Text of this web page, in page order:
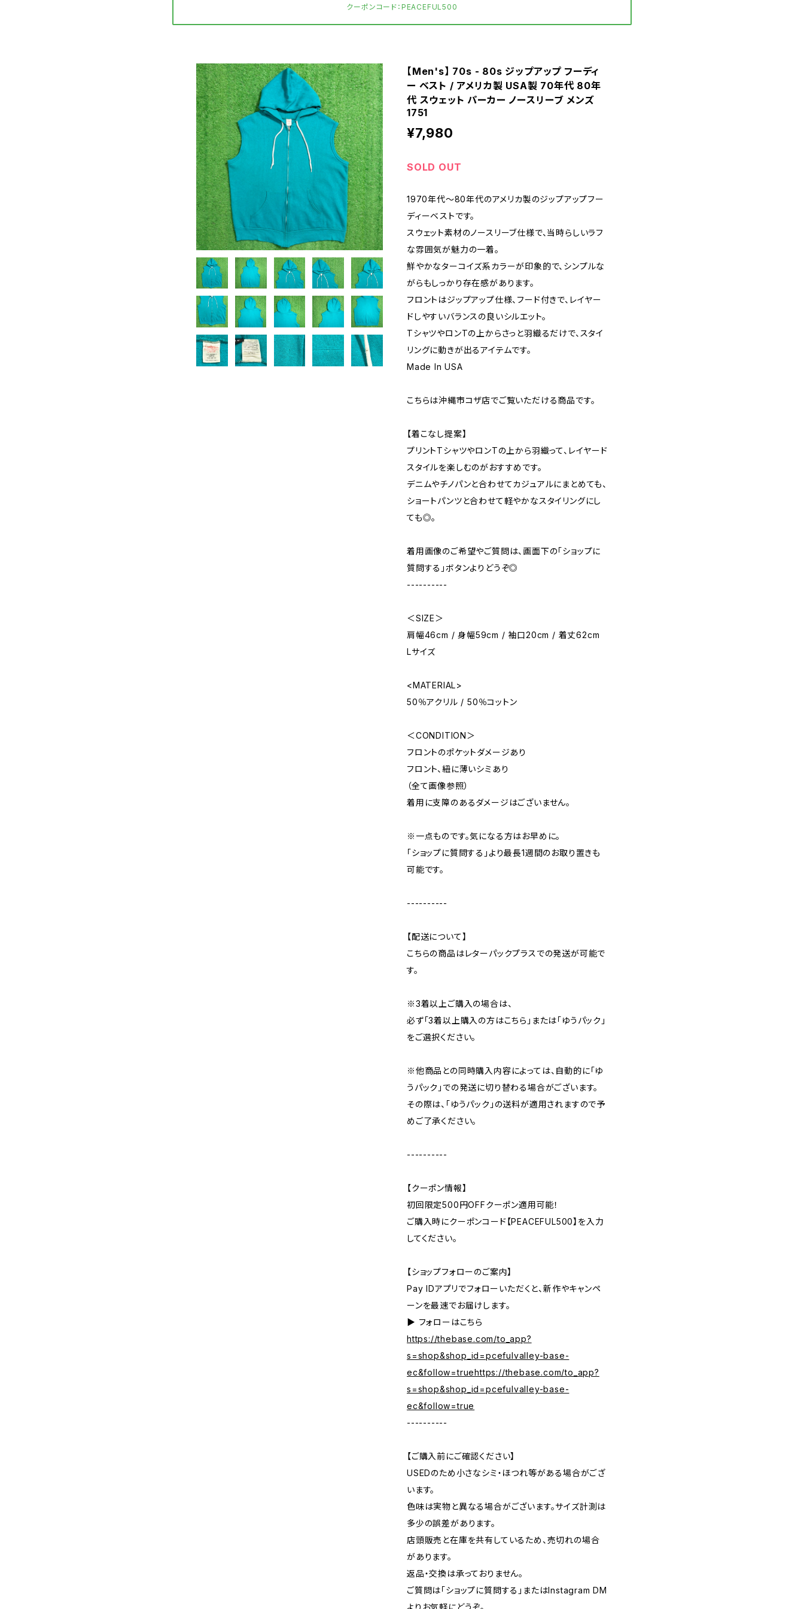
クーポンコード：PEACEFUL500
【Men's】 70s - 80s ジップアップ フーディ
ー ベスト / アメリカ製 USA製 70年代 80年
代 スウェット パーカー ノースリーブ メンズ
1751
¥7,980
SOLD OUT
1970年代〜80年代のアメリカ製のジップアップフー
ディーベストです。
スウェット素材のノースリーブ仕様で、当時らしいラフ
な雰囲気が魅力の一着。
鮮やかなターコイズ系カラーが印象的で、シンプルな
がらもしっかり存在感があります。
フロントはジップアップ仕様、フード付きで、レイヤー
ドしやすいバランスの良いシルエット。
TシャツやロンTの上からさっと羽織るだけで、スタイ
リングに動きが出るアイテムです。
Made In USA
こちらは沖縄市コザ店でご覧いただける商品です。
【着こなし提案】
プリントTシャツやロンTの上から羽織って、レイヤード
スタイルを楽しむのがおすすめです。
デニムやチノパンと合わせてカジュアルにまとめても、
ショートパンツと合わせて軽やかなスタイリングにし
ても◎。
着用画像のご希望やご質問は、画面下の「ショップに
質問する」ボタンよりどうぞ◎
----------
＜SIZE＞
肩幅46cm / 身幅59cm / 袖口20cm / 着丈62cm
Lサイズ
<MATERIAL>
50％アクリル / 50％コットン
＜CONDITION＞
フロントのポケットダメージあり
フロント、紐に薄いシミあり
（全て画像参照）
着用に支障のあるダメージはございません。
※一点ものです。気になる方はお早めに。
「ショップに質問する」より最長1週間のお取り置きも
可能です。
----------
【配送について】
こちらの商品はレターパックプラスでの発送が可能で
す。
※3着以上ご購入の場合は、
必ず「3着以上購入の方はこちら」または「ゆうパック」
をご選択ください。
※他商品との同時購入内容によっては、自動的に「ゆ
うパック」での発送に切り替わる場合がございます。
その際は、「ゆうパック」の送料が適用されますので予
めご了承ください。
----------
【クーポン情報】
初回限定500円OFFクーポン適用可能！
ご購入時にクーポンコード【PEACEFUL500】を入力
してください。
【ショップフォローのご案内】
Pay IDアプリでフォローいただくと、新作やキャンペ
ーンを最速でお届けします。
▶︎ フォローはこちら
https://thebase.com/to_app?
s=shop&shop_id=pcefulvalley-base-
ec&follow=truehttps://thebase.com/to_app?
s=shop&shop_id=pcefulvalley-base-
ec&follow=true
----------
【ご購入前にご確認ください】
USEDのため小さなシミ・ほつれ等がある場合がござ
います。
色味は実物と異なる場合がございます。サイズ計測は
多少の誤差があります。
店頭販売と在庫を共有しているため、売切れの場合
があります。
返品・交換は承っておりません。
ご質問は「ショップに質問する」またはInstagram DM
よりお気軽にどうぞ。